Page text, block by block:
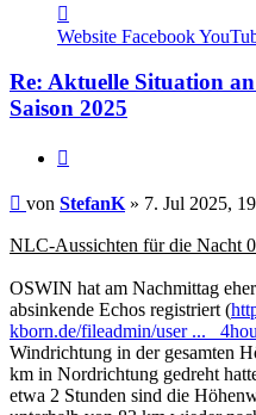
von
StefanK
Website Facebook
Re: Aktuelle Situation
Saison 2025
Beitrag
von StefanK » 7. Jul 2025,
NLC-Aussichten für die Nacht
OSWIN hat am Nachmittag
absinkende Echos registriert (
kborn.de/fileadmin/user ...
Windrichtung in der gesamten
km in Nordrichtung gedreht
etwa 2 Stunden sind die